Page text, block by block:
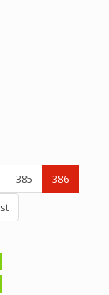
385
386